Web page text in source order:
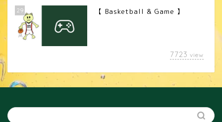
29 【 Basketball & Game 】
7723 view
カメラレンズ
YouTube